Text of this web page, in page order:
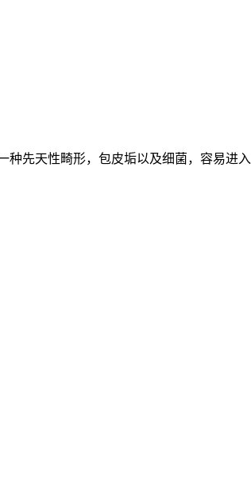
先天性畸形，包皮垢以及细菌，容易进